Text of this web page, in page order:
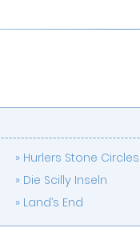
Hurlers Stone Circles
Die Scilly Inseln
Land’s End